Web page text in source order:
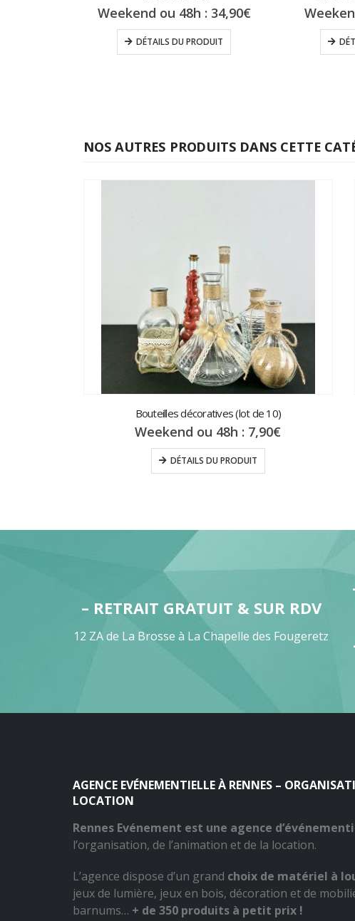
Weekend ou 48h : 34,90€
DÉTAILS DU PRODUIT
NOS AUTRES PRODUITS DANS CETTE
Bouteilles décoratives (lot de 10)
Weekend ou 48h : 7,90€
DÉTAILS DU PRODUIT
– RETRAIT GRATUIT & SUR RDV
12 ZA de La Brosse à La Chapelle des Fougeretz
AGENCE EVÉNEMENTIELLE À RENNES –
LOCATION
Rennes Evénement est une agence
l’organisation, de l’animation et de la location.
L’agence dispose d’un grand choix de matériel à
jeux de lumière, jeux en bois, décoration et de
barnums… + de 350 produits à petit prix !